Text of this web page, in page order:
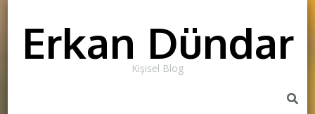
Erkan Dündar
Kişisel Blog